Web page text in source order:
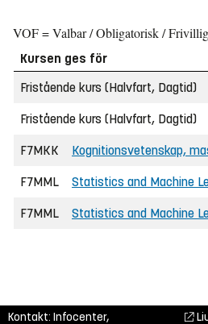
VOF = Valbar / Obligatorisk / Frivillig
Kursen ges för
Fristående kurs (Halvfart, Dagtid)
Fristående kurs (Halvfart, Dagtid)
F7MKK Kognitionsvetenskap,
F7MML Statistics and Machine
F7MML Statistics and Machine
Kontakt: Infocenter,